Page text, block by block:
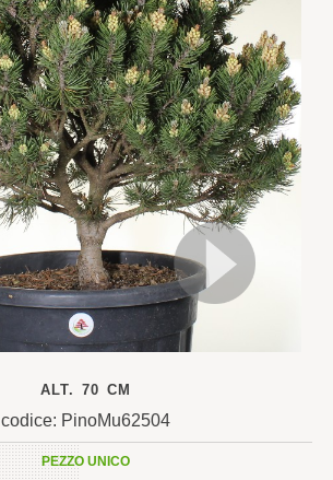
ALT. 70 CM
codice: PinoMu62504
PEZZO UNICO